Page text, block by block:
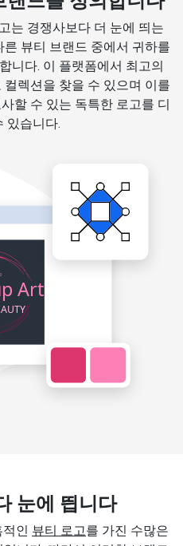
는 경쟁사보다 더 눈에 띄는
뷰티 브랜드 중에서 귀하를
니다. 이 플랫폼에서 최고의
렉션을 찾을 수 있으며 이를
할 수 있는 독특한 로고를 디
있습니다.
눈에 띕니다
인 뷰티 로고를 가진 수많은